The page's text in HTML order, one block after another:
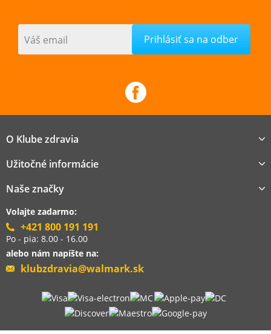
Váš email
O Klube zdravia
Užitočné informácie
Naše značky
Volajte zadarmo:
+421 800 191 191
Po - pia: 8.00 - 16.00
alebo nám napíšte na:
klubzdravia@walmark.sk